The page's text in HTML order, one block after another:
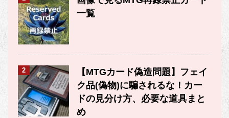
一覧
2
【MTGカード偽造問題】フェイ
ク品(偽物)に騙されるな！カー
ドの見分け方、必要な道具まと
め